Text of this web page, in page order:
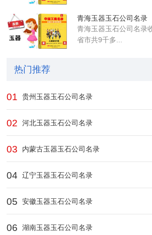
青海玉器玉石公司名录
青海玉器玉石公司名录
省市共9千多...
热门推荐
01 贵州玉器玉石公司名录
02 河北玉器玉石公司名录
03 内蒙古玉器玉石公司名录
04 辽宁玉器玉石公司名录
05 安徽玉器玉石公司名录
06 湖南玉器玉石公司名录